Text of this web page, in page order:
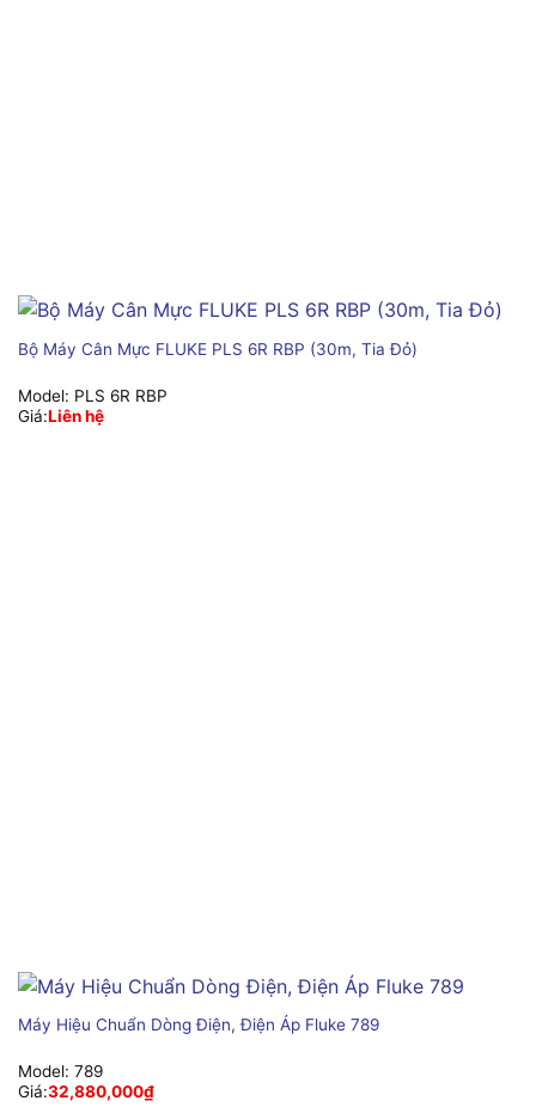
Bộ Máy Cân Mực FLUKE PLS 6R RBP (30m, Tia Đỏ)
Model: PLS 6R RBP
Giá:Liên hệ
Máy Hiệu Chuẩn Dòng Điện, Điện Áp Fluke 789
Model: 789
Giá:32,880,000₫